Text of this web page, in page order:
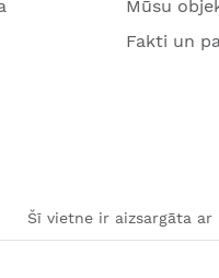
Mūsu
Fakti un
Šī vietne ir aizsargāta